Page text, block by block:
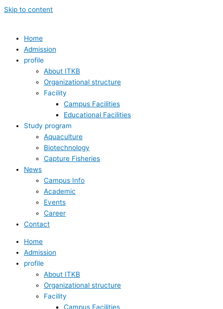
Skip to content
Home
Admission
profile
About ITKB
Organizational structure
Facility
Campus Facilities
Educational Facilities
Study program
Aquaculture
Biotechnology
Capture Fisheries
News
Campus Info
Academic
Events
Career
Contact
Home
Admission
profile
About ITKB
Organizational structure
Facility
Campus Facilities